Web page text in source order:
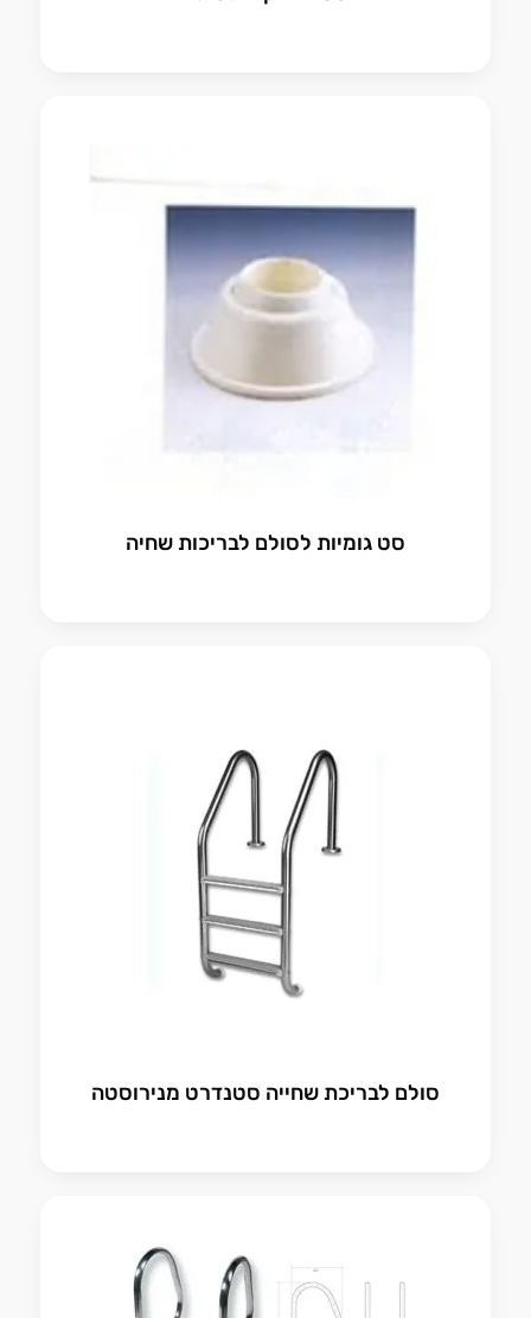
סט גומיות לסולם לבריכות שחיה
סולם לבריכת שחייה סטנדרט מנירוסטה